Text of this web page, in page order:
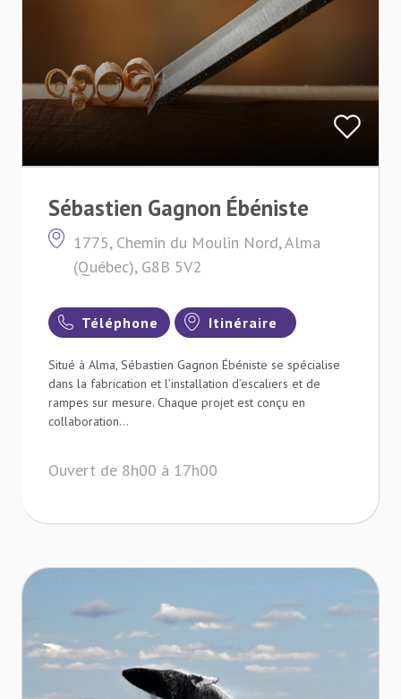
Sébastien Gagnon Ébéniste
1775, Chemin du Moulin Nord, Alma
(Québec), G8B 5V2
Téléphone Itinéraire
Situé à Alma, Sébastien Gagnon Ébéniste se spécialise
dans la fabrication et l’installation d’escaliers et de
rampes sur mesure. Chaque projet est conçu en
collaboration...
Ouvert de 8h00 à 17h00